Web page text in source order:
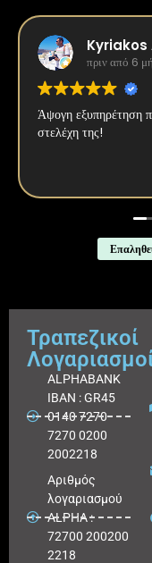
πριν από 6
Άψογη εξυπηρέτηση
στελέχη της!
Τραπεζικοί
ALPHABANK
IBAN : GR45
0140 7270
7270 0200
2002218
Aριθμός
λογαριασμού
ALPHA :
72700 200200
2218